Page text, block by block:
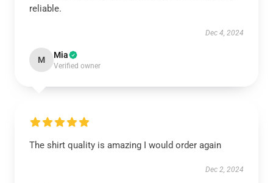
reliable.
Dec 4, 2024
M Mia
Verified owner
The shirt quality is amazing I would order again
Dec 2, 2024